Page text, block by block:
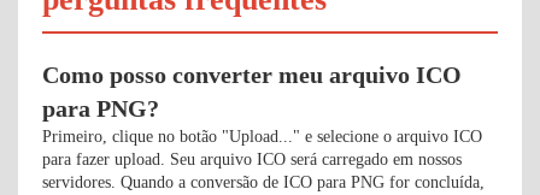
Como posso converter meu arquivo ICO
para PNG?
Primeiro, clique no botão "Upload..." e selecione o arquivo ICO
para fazer upload. Seu arquivo ICO será carregado em nossos
servidores. Quando a conversão de ICO para PNG for concluída,